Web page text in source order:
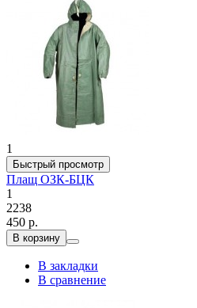
1
Быстрый просмотр
Плащ ОЗК-БЦК
1
2238
450 р.
В корзину
В закладки
В сравнение